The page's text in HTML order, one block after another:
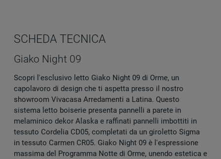
SCHEDA TECNICA
Giako Night 09
Scopri l'esclusivo letto Giako Night 09 di Orme, un
capolavoro di design che ti aspetta presso il nostro
showroom Vivacasa Arredamenti a Latina. Questo
sistema letto boiserie presenta pannelli a parete in
melaminico dekor Alaska e raffinati pannelli imbottiti in
tessuto Cordelia CD05, completati da un giroletto Sigma
in tessuto Carmen CR05. Giako Night 09 è l'espressione
massima del Programma Notte di Orme, unendo estetica e